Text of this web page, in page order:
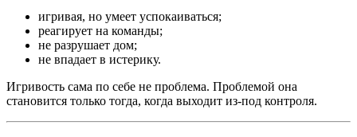
игривая, но умеет успокаиваться;
реагирует на команды;
не разрушает дом;
не впадает в истерику.
Игривость сама по себе не проблема. Проблемой она
становится только тогда, когда выходит из-под контроля.